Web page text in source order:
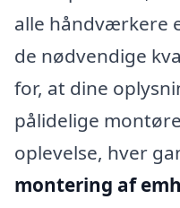
alle håndværkere
de nødvendige
for, at dine
pålidelige
oplevelse, hver
montering af